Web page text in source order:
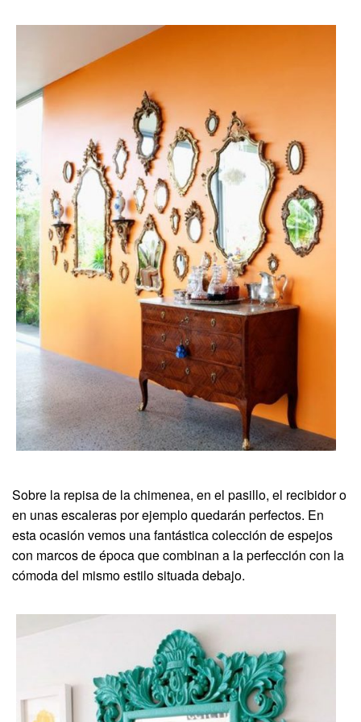
Sobre la repisa de la chimenea, en el pasillo, el recibidor o
en unas escaleras por ejemplo quedarán perfectos. En
esta ocasión vemos una fantástica colección de espejos
con marcos de época que combinan a la perfección con la
cómoda del mismo estilo situada debajo.